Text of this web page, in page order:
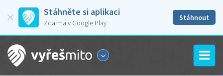
Stáhněte si aplikaci
Zdarma v Google Play
Stáhnout